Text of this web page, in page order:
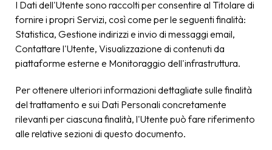
I Dati dell'Utente sono raccolti per consentire al Titolare di
fornire i propri Servizi, così come per le seguenti finalità:
Statistica, Gestione indirizzi e invio di messaggi email,
Contattare l'Utente, Visualizzazione di contenuti da
piattaforme esterne e Monitoraggio dell'infrastruttura.
Per ottenere ulteriori informazioni dettagliate sulle finalità
del trattamento e sui Dati Personali concretamente
rilevanti per ciascuna finalità, l'Utente può fare riferimento
alle relative sezioni di questo documento.